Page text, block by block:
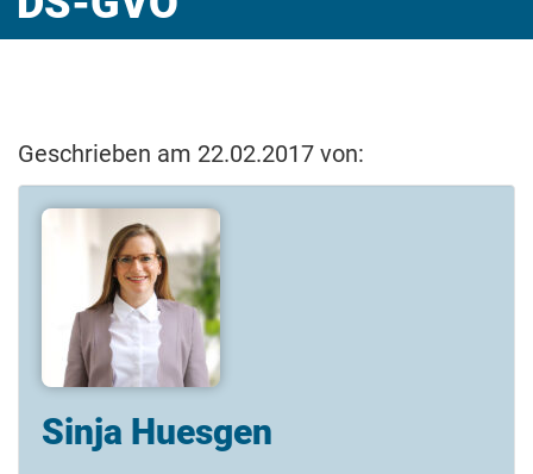
Geschrieben am 22.02.2017 von:
Sinja Huesgen